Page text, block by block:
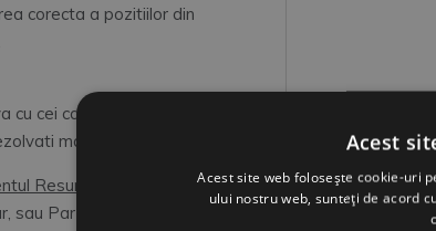
corecta a pozitiilor din
cu cei care va pot ajuta.
mai rapid problemele dvs.
Resurse Umane
sau Partener de incredere
Acest
Acest site web folosește cookie-uri
ului nostru web, sunteți de acord